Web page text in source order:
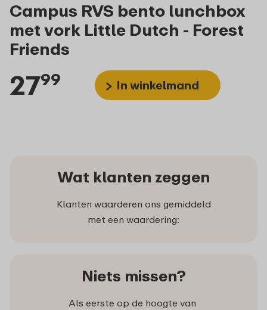
Campus RVS bento lunchbox
met vork Little Dutch - Forest
Friends
2799 In winkelmand
Wat klanten zeggen
Klanten waarderen ons gemiddeld
met een waardering:
Niets missen?
Als eerste op de hoogte van